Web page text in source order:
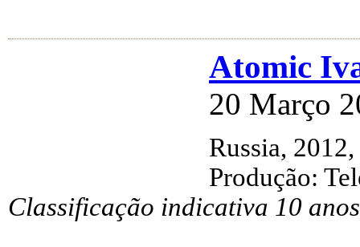
Atomic
20 Março
Russia,
Produção:
Classificação indicativa 10 anos